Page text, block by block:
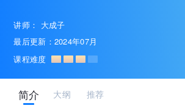
出海业务到底要落地哪些国家才合
扶持政策均在这里能找到
企业正处于快速成长期，但员工能
8000门课程解决成长型企业所有
讲师： 大成子
最后更新：2024年07月
课程难度
简介 大纲 推荐